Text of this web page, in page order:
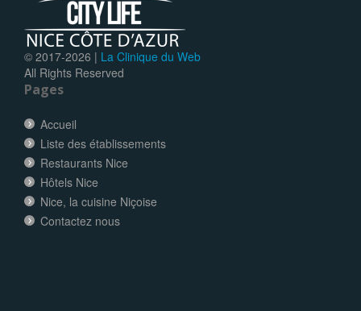
© 2017-2026 | La Clinique du Web
All Rights Reserved
Pages
Accueil
Liste des établissements
Restaurants Nice
Hôtels Nice
Nice, la cuisine Niçoise
Contactez nous